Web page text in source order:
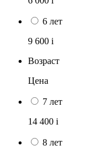
6 лет
9 600 i
Возраст
Цена
7 лет
14 400 i
8 лет